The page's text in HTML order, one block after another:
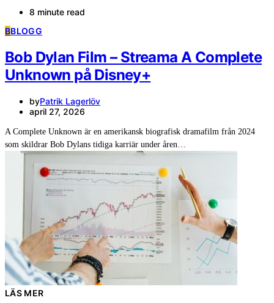
8 minute read
BBLOGG
Bob Dylan Film – Streama A Complete
Unknown på Disney+
byPatrik Lagerlöv
april 27, 2026
A Complete Unknown är en amerikansk biografisk dramafilm från 2024
som skildrar Bob Dylans tidiga karriär under åren…
LÄS MER